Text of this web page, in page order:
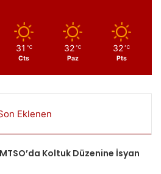
31 ℃
Cts
32 ℃
Paz
32 ℃
Pts
Eklenen
Koltuk Düzenine İsyan